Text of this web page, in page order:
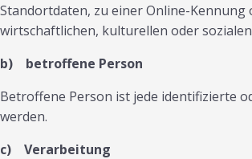
Standortdaten, zu einer Online-Kennung
wirtschaftlichen, kulturellen oder
b) betroffene Person
Betroffene Person ist jede identifizierte
werden.
c) Verarbeitung